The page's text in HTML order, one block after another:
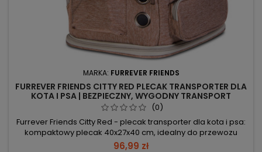
MARKA: FURREVER FRIENDS
FURREVER FRIENDS CITTY RED PLECAK TRANSPORTER DLA
KOTA I PSA | BEZPIECZNY, WYGODNY TRANSPORT
(0)
Furrever Friends Citty Red - plecak transporter dla kota i psa:
kompaktowy plecak 40x27x40 cm, idealny do przewozu
zwierząt do 8 kg. Wymiary 40x27x40 cm – pomieści
96,99 zł